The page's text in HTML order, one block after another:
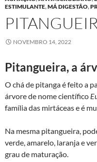
ESTIMULANTE,MÁ DIGESTÃO,
NOVEMBRO 14, 2022
Pitangueira, a
O chá de pitanga é feito a
árvore de nome científico
família das mirtáceas e é
Na mesma pitangueira,
verde, amarelo, laranja e
grau de maturação.